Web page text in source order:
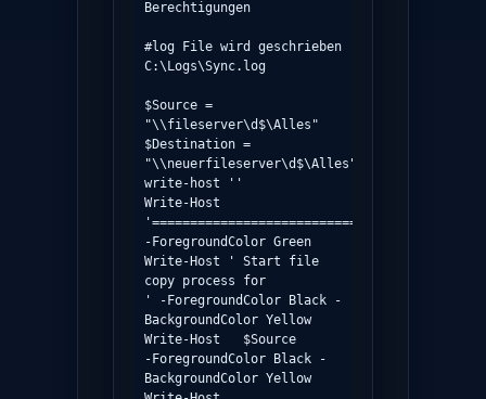
Berechtigungen
#log File wird geschrieben
C:\Logs\Sync.log
$Source =
"\\fileserver\d$\Alles"
$Destination =
"\\neuerfileserver\d$\Alles"
write-host ''
Write-Host
-ForegroundColor Green
Write-Host ' Start file
copy process for
' -ForegroundColor Black -
BackgroundColor Yellow
Write-Host   $Source
-ForegroundColor Black -
BackgroundColor Yellow